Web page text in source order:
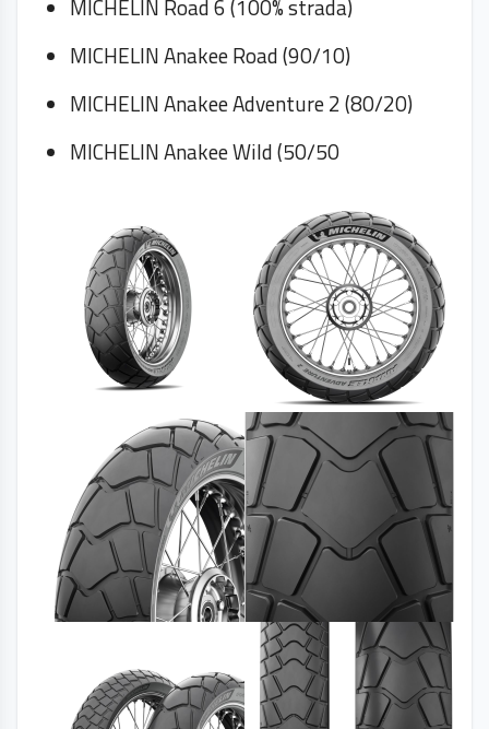
MICHELIN Road 6 (100% strada)
MICHELIN Anakee Road (90/10)
MICHELIN Anakee Adventure 2 (80/20)
MICHELIN Anakee Wild (50/50